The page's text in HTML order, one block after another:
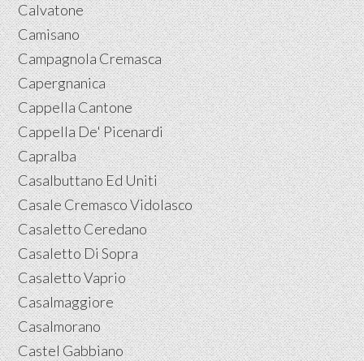
Calvatone
Camisano
Campagnola Cremasca
Capergnanica
Cappella Cantone
Cappella De' Picenardi
Capralba
Casalbuttano Ed Uniti
Casale Cremasco Vidolasco
Casaletto Ceredano
Casaletto Di Sopra
Casaletto Vaprio
Casalmaggiore
Casalmorano
Castel Gabbiano